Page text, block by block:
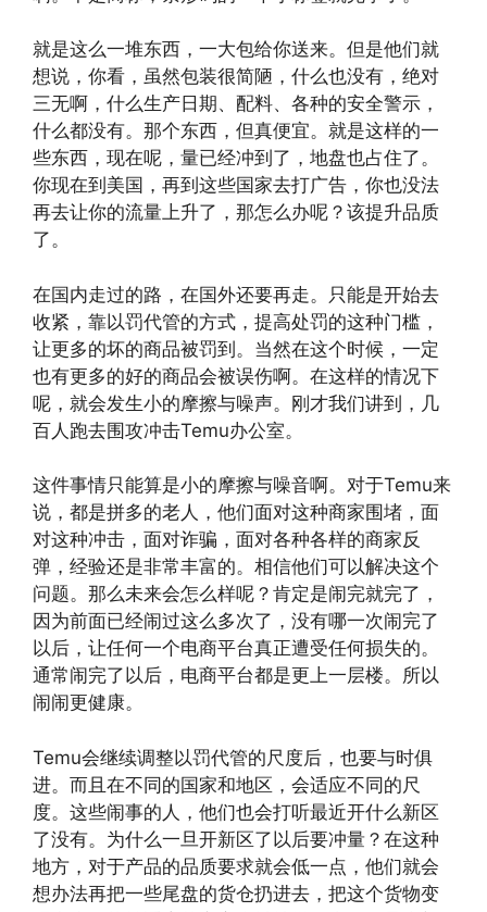
就是这么一堆东西，一大包给你送来。但是他们就
想说，你看，虽然包装很简陋，什么也没有，绝对
三无啊，什么生产日期、配料、各种的安全警示，
什么都没有。那个东西，但真便宜。就是这样的一
些东西，现在呢，量已经冲到了，地盘也占住了。
你现在到美国，再到这些国家去打广告，你也没法
再去让你的流量上升了，那怎么办呢？该提升品质
了。
在国内走过的路，在国外还要再走。只能是开始去
收紧，靠以罚代管的方式，提高处罚的这种门槛，
让更多的坏的商品被罚到。当然在这个时候，一定
也有更多的好的商品会被误伤啊。在这样的情况下
呢，就会发生小的摩擦与噪声。刚才我们讲到，几
百人跑去围攻冲击Temu办公室。
这件事情只能算是小的摩擦与噪音啊。对于Temu来
说，都是拼多的老人，他们面对这种商家围堵，面
对这种冲击，面对诈骗，面对各种各样的商家反
弹，经验还是非常丰富的。相信他们可以解决这个
问题。那么未来会怎么样呢？肯定是闹完就完了，
因为前面已经闹过这么多次了，没有哪一次闹完了
以后，让任何一个电商平台真正遭受任何损失的。
通常闹完了以后，电商平台都是更上一层楼。所以
闹闹更健康。
Temu会继续调整以罚代管的尺度后，也要与时俱
进。而且在不同的国家和地区，会适应不同的尺
度。这些闹事的人，他们也会打听最近开什么新区
了没有。为什么一旦开新区了以后要冲量？在这种
地方，对于产品的品质要求就会低一点，他们就会
想办法再把一些尾盘的货仓扔进去，把这个货物变